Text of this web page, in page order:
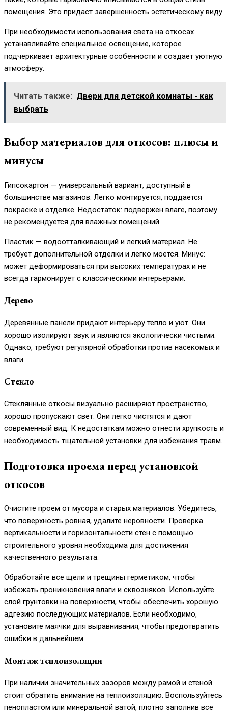
помещения. Это придаст завершенность эстетическому виду.
При необходимости использования света на откосах
устанавливайте специальное освещение, которое
подчеркивает архитектурные особенности и создает уютную
атмосферу.
Читать также: Двери для детской комнаты - как
выбрать
Выбор материалов для откосов: плюсы и
минусы
Гипсокартон — универсальный вариант, доступный в
большинстве магазинов. Легко монтируется, поддается
покраске и отделке. Недостаток: подвержен влаге, поэтому
не рекомендуется для влажных помещений.
Пластик — водоотталкивающий и легкий материал. Не
требует дополнительной отделки и легко моется. Минус:
может деформироваться при высоких температурах и не
всегда гармонирует с классическими интерьерами.
Дерево
Деревянные панели придают интерьеру тепло и уют. Они
хорошо изолируют звук и являются экологически чистыми.
Однако, требуют регулярной обработки против насекомых и
влаги.
Стекло
Стеклянные откосы визуально расширяют пространство,
хорошо пропускают свет. Они легко чистятся и дают
современный вид. К недостаткам можно отнести хрупкость и
необходимость тщательной установки для избежания травм.
Подготовка проема перед установкой
откосов
Очистите проем от мусора и старых материалов. Убедитесь,
что поверхность ровная, удалите неровности. Проверка
вертикальности и горизонтальности стен с помощью
строительного уровня необходима для достижения
качественного результата.
Обработайте все щели и трещины герметиком, чтобы
избежать проникновения влаги и сквозняков. Используйте
слой грунтовки на поверхности, чтобы обеспечить хорошую
адгезию последующих материалов. Если необходимо,
установите маячки для выравнивания, чтобы предотвратить
ошибки в дальнейшем.
Монтаж теплоизоляции
При наличии значительных зазоров между рамой и стеной
стоит обратить внимание на теплоизоляцию. Воспользуйтесь
пенопластом или минеральной ватой, плотно заполнив все